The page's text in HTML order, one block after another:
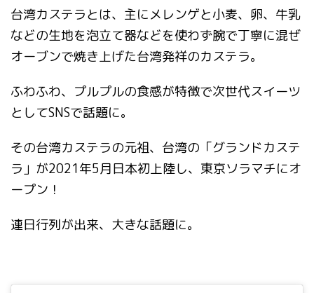
台湾カステラとは、主にメレンゲと小麦、卵、牛乳
などの生地を泡立て器などを使わず腕で丁寧に混ぜ
オーブンで焼き上げた台湾発祥のカステラ。
ふわふわ、プルプルの食感が特徴で次世代スイーツ
としてSNSで話題に。
その台湾カステラの元祖、台湾の「グランドカステ
ラ」が2021年5月日本初上陸し、東京ソラマチにオ
ープン！
連日行列が出来、大きな話題に。